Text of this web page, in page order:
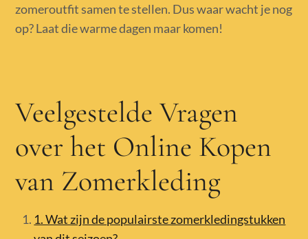
zomeroutfit samen te stellen. Dus waar wacht je nog
op? Laat die warme dagen maar komen!
Veelgestelde Vragen
over het Online Kopen
van Zomerkleding
1. Wat zijn de populairste zomerkledingstukken